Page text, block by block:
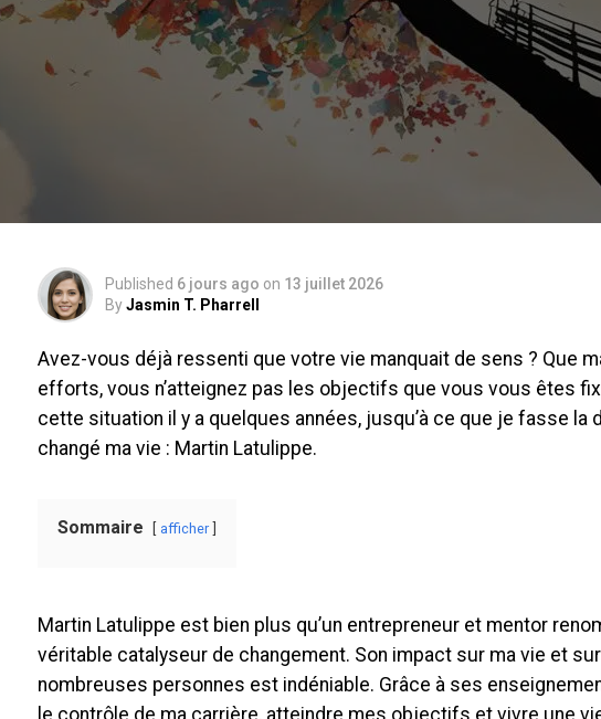
Published 6 jours ago on 13 juillet 2026
ByJasmin T. Pharrell
Avez-vous déjà ressenti que votre vie manquait de sens ? Que
efforts, vous n’atteignez pas les objectifs que vous vous êtes
cette situation il y a quelques années, jusqu’à ce que je fasse la
changé ma vie : Martin Latulippe.
Sommaire afficher
Martin Latulippe est bien plus qu’un entrepreneur et mentor
véritable catalyseur de changement. Son impact sur ma vie et
nombreuses personnes est indéniable. Grâce à ses
le contrôle de ma carrière, atteindre mes objectifs et vivre une